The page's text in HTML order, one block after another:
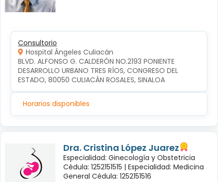
Consultorio
Hospital Ángeles Culiacán
BLVD. ALFONSO G. CALDERÓN NO.2193 PONIENTE
DESARROLLO URBANO TRES RÍOS, CONGRESO DEL
ESTADO, 80050 CULIACÁN ROSALES, SINALOA
Horarios disponibles
Dra. Cristina López Juarez
Especialidad: Ginecología y Obstetricia
Cédula: 1252151515 | Especialidad: Medicina
General Cédula: 1252151516